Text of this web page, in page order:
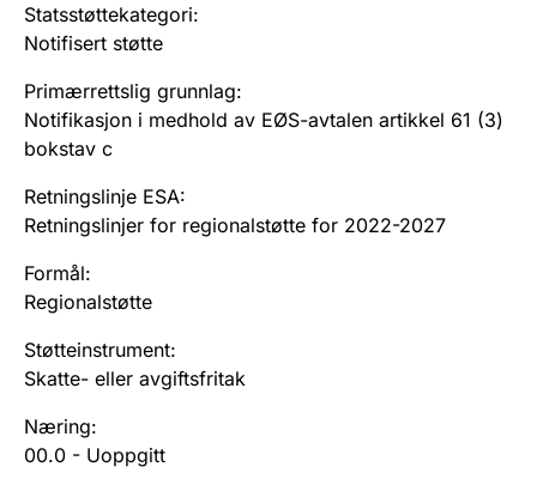
Statsstøttekategori:
Notifisert støtte
Primærrettslig grunnlag:
Notifikasjon i medhold av EØS-avtalen artikkel 61 (3)
bokstav c
Retningslinje ESA:
Retningslinjer for regionalstøtte for 2022-2027
Formål:
Regionalstøtte
Støtteinstrument:
Skatte- eller avgiftsfritak
Næring:
00.0 - Uoppgitt